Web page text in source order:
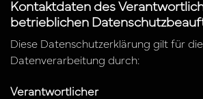
Kontaktdaten des
betrieblichen
Diese Datenschutzerklärung gilt für die
Datenverarbeitung durch:
Verantwortlicher